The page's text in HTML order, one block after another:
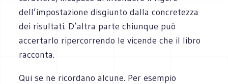
dell’impostazione disgiunto dalla concretezza
dei risultati. D’altra parte chiunque può
accertarlo ripercorrendo le vicende che il libro
racconta.
Qui se ne ricordano alcune. Per esempio